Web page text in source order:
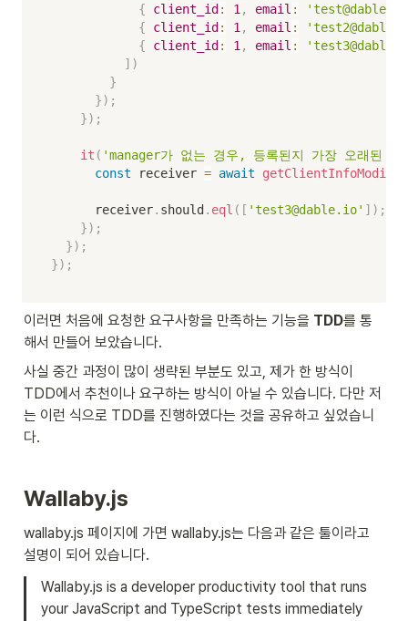
{
client_id : 1 , email :
{
client_id : 1 , email :
{
client_id : 1 , email :
] )
}
}) ;
}) ;
it ( 'manager가 없는 경우, 등록된지 가장 오래된
const receiver = await
      receiver
. should . eql ( [ 'test3@dable.io' ] ) ;
}) ;
}) ;
}) ;
이러면 처음에 요청한 요구사항을 만족하는 기능을 TDD를 통
해서 만들어 보았습니다.
사실 중간 과정이 많이 생략된 부분도 있고, 제가 한 방식이
TDD에서 추천이나 요구하는 방식이 아닐 수 있습니다. 다만 저
는 이런 식으로 TDD를 진행하였다는 것을 공유하고 싶었습니
다.
Wallaby.js
wallaby.js 페이지에 가면 wallaby.js는 다음과 같은 툴이라고
설명이 되어 있습니다.
Wallaby.js is a developer productivity tool that runs
your JavaScript and TypeScript tests immediately